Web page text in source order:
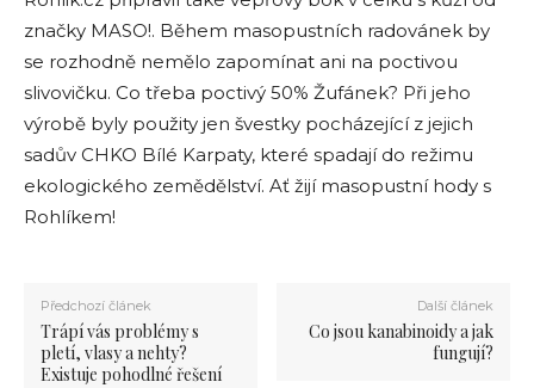
značky MASO!. Během masopustních radovánek by
se rozhodně nemělo zapomínat ani na poctivou
slivovičku. Co třeba poctivý 50% Žufánek? Při jeho
výrobě byly použity jen švestky pocházející z jejich
sadův CHKO Bílé Karpaty, které spadají do režimu
ekologického zemědělství. Ať žijí masopustní hody s
Rohlíkem!
Předchozí článek
Trápí vás problémy s
pletí, vlasy a nehty?
Existuje pohodlné řešení
Další článek
Co jsou kanabinoidy a jak
fungují?